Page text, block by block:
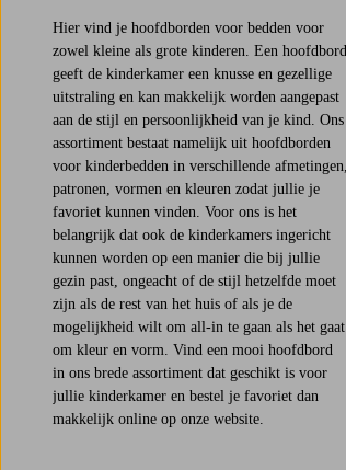
Hier vind je hoofdborden voor bedden voor
zowel kleine als grote kinderen. Een hoofdbord
geeft de kinderkamer een knusse en gezellige
uitstraling en kan makkelijk worden aangepast
aan de stijl en persoonlijkheid van je kind. Ons
assortiment bestaat namelijk uit hoofdborden
voor kinderbedden in verschillende afmetingen,
patronen, vormen en kleuren zodat jullie je
favoriet kunnen vinden. Voor ons is het
belangrijk dat ook de kinderkamers ingericht
kunnen worden op een manier die bij jullie
gezin past, ongeacht of de stijl hetzelfde moet
zijn als de rest van het huis of als je de
mogelijkheid wilt om all-in te gaan als het gaat
om kleur en vorm. Vind een mooi hoofdbord
in ons brede assortiment dat geschikt is voor
jullie kinderkamer en bestel je favoriet dan
makkelijk online op onze website.